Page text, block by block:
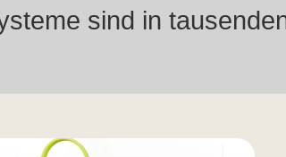
sind in